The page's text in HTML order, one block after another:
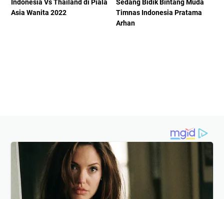
Indonesia Vs Thailand di Piala
Asia Wanita 2022
Sedang Bidik Bintang Muda
Timnas Indonesia Pratama
Arhan